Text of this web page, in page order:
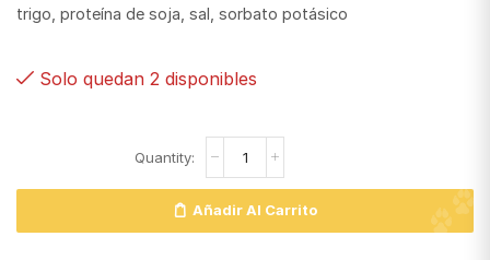
trigo, proteína de soja, sal, sorbato potásico
Solo quedan 2 disponibles
Añadir Al Carrito